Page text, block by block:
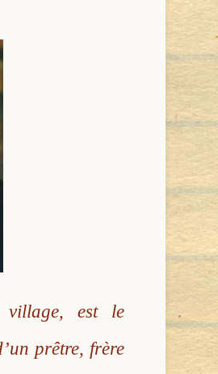
village, est le
prêtre, frère